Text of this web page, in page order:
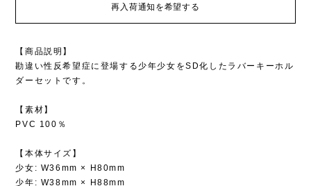
再入荷通知を希望する
【商品説明】
勘違い性反希望症に登場する少年少女をSD化したラバーキーホル
ダーセットです。
【素材】
PVC 100％
【本体サイズ】
少女: W36mm × H80mm
少年: W38mm × H88mm